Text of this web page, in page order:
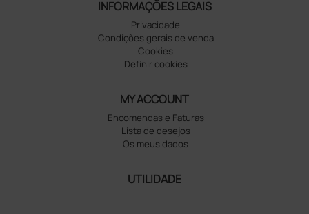
INFORMAÇÕES LEGAIS
Privacidade
Condições gerais de venda
Cookies
Definir cookies
MY ACCOUNT
Encomendas e Faturas
Lista de desejos
Os meus dados
UTILIDADE